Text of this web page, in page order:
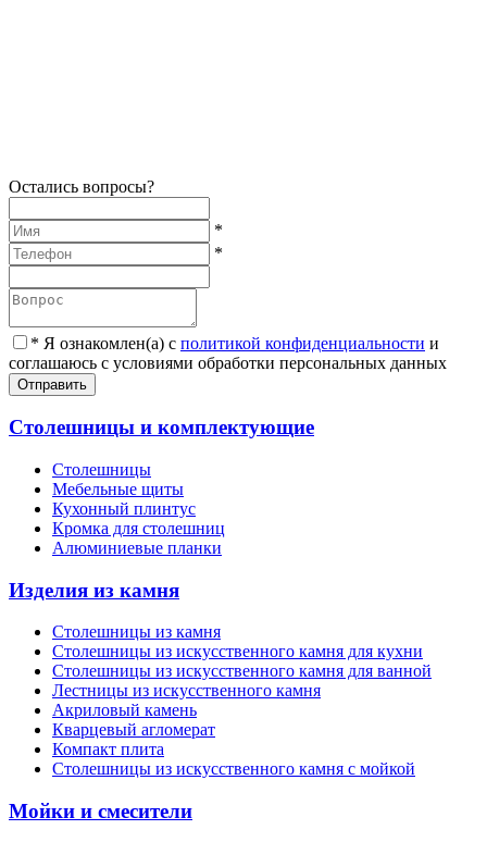
Остались вопросы?
*
*
* Я ознакомлен(а) с политикой конфиденциальности и
соглашаюсь с условиями обработки персональных данных
Отправить
Столешницы и комплектующие
Столешницы
Мебельные щиты
Кухонный плинтус
Кромка для столешниц
Алюминиевые планки
Изделия из камня
Столешницы из камня
Cтолешницы из искусственного камня для кухни
Cтолешницы из искусственного камня для ванной
Лестницы из искусственного камня
Акриловый камень
Кварцевый агломерат
Компакт плита
Столешницы из искусственного камня с мойкой
Мойки и смесители